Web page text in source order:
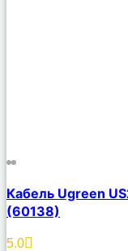
Описание
Избранное
Кабель Ugreen
(60138)
5.0